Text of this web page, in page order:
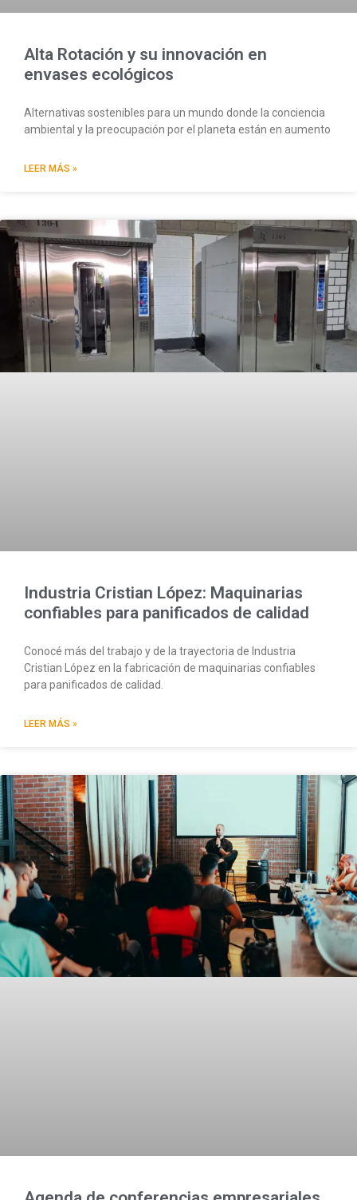
Alta Rotación y su innovación en
envases ecológicos
Alternativas sostenibles para un mundo donde la conciencia
ambiental y la preocupación por el planeta están en aumento
LEER MÁS »
Industria Cristian López: Maquinarias
confiables para panificados de calidad
Conocé más del trabajo y de la trayectoria de Industria
Cristian López en la fabricación de maquinarias confiables
para panificados de calidad.
LEER MÁS »